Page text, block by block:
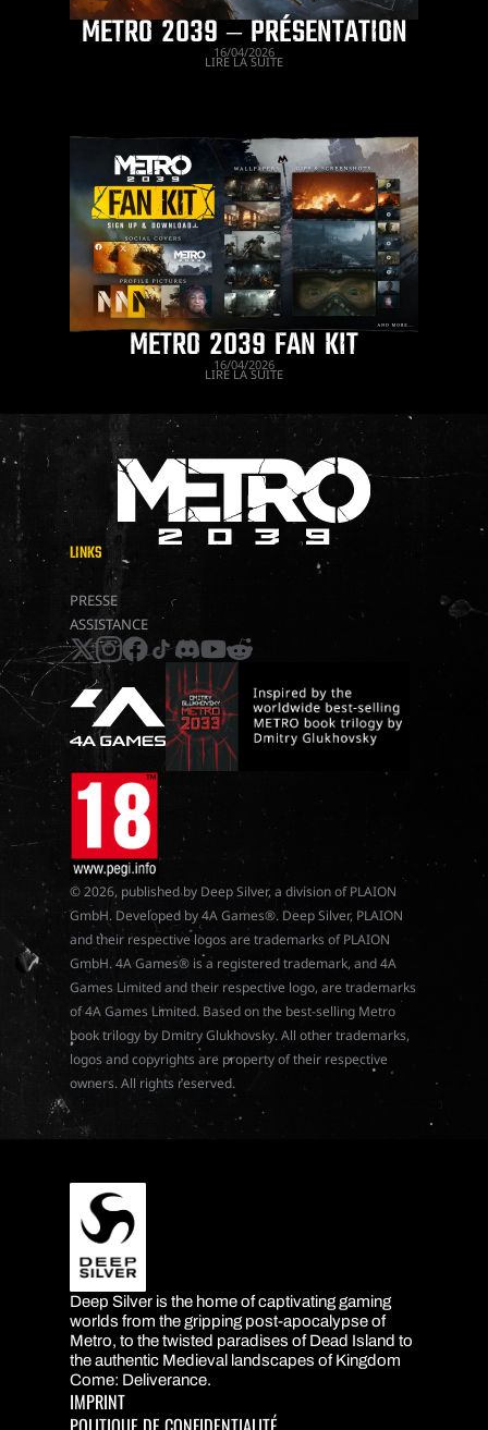
METRO 2039 – PRÉSENTATION
16/04/2026
LIRE LA SUITE
METRO 2039 FAN KIT
16/04/2026
LIRE LA SUITE
DEEP SILVER
Deep Silver is the home of captivating gaming
worlds from the gripping post-apocalypse of
Metro, to the twisted paradises of Dead Island to
the authentic Medieval landscapes of Kingdom
Come: Deliverance.
IMPRINT
METRO 2039
LINKS
PRESSE
ASSISTANCE
x instagram
facebook
tiktokdiscord
youtube
reddit
© 2026, published by Deep Silver, a division of PLAION
GmbH. Developed by 4A Games®. Deep Silver, PLAION
and their respective logos are trademarks of PLAION
GmbH. 4A Games® is a registered trademark, and 4A
Games Limited and their respective logo, are trademarks
of 4A Games Limited. Based on the best-selling Metro
book trilogy by Dmitry Glukhovsky. All other trademarks,
logos and copyrights are property of their respective
owners. All rights reserved.